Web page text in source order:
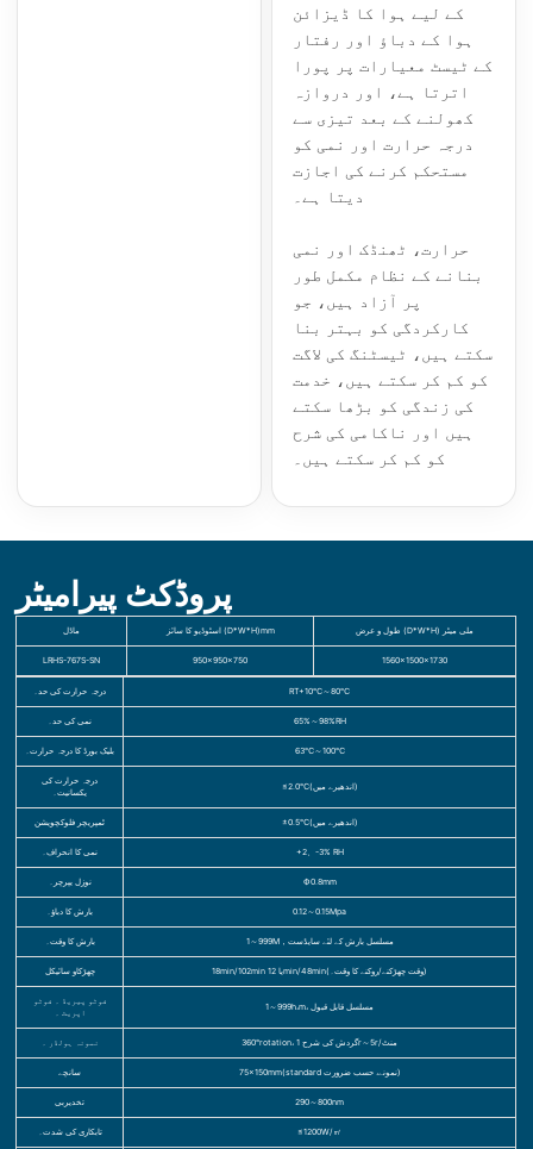
کے لیے ہوا کا ڈیزائن
ہوا کے دباؤ اور رفتار
کے ٹیسٹ معیارات پر پورا
اترتا ہے، اور دروازہ
کھولنے کے بعد تیزی سے
درجہ حرارت اور نمی کو
مستحکم کرنے کی اجازت
دیتا ہے۔
حرارت، ٹھنڈک اور نمی
بنانے کے نظام مکمل طور
پر آزاد ہیں، جو
کارکردگی کو بہتر بنا
سکتے ہیں، ٹیسٹنگ کی لاگت
کو کم کر سکتے ہیں، خدمت
کی زندگی کو بڑھا سکتے
ہیں اور ناکامی کی شرح
کو کم کر سکتے ہیں۔
پروڈکٹ پیرامیٹر
ماڈل اسٹوڈیو کا سائز (D*W*H)mm طول و عرض (D*W*H) ملی میٹر
LRHS-767S-SN 950×950×750 1560×1500×1730
درجہ حرارت کی حد۔ RT+10℃～80℃
نمی کی حد۔ 65%～98%RH
بلیک بورڈ کا درجہ حرارت۔ 63℃～100℃
درجہ حرارت کی
یکسانیت۔
≤2.0℃(اندھیرے میں)
ٹمپریچر فلوکچویشن ±0.5℃(اندھیرے میں)
نمی کا انحراف۔ +2、-3% RH
نوزل یپرچر۔ Ф0.8mm
بارش کا دباؤ۔ 0.12～0.15Mpa
بارش کا وقت۔ 1～999M，مسلسل بارش کے لئے سایڈست
چھڑکاو سائیکل 18min/102min یا 12min/48min(وقت چھڑکنے/روکنے کا وقت۔)
فوٹو پیریڈ ۔ فوٹو
اپریٹ ۔
1～999h،m، مسلسل قابل قبول
نمونہ ہولڈر ۔ 360°rotation، گردش کی شرح 1r～5r/منٹ
سانچے 75×150mm(standard نمونے، حسب ضرورت)
تخدیربی 290～800nm
تابکاری کی شدت۔ ≤1200W/㎡